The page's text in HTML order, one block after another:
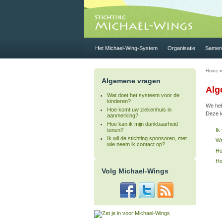
Het Michael-Wing-System Organisatie
Algemene vragen
Wat doet het systeem voor de
kinderen?
Hoe komt uw ziekenhuis in
aanmerking?
Hoe kan ik mijn dankbaarheid
tonen?
Ik wil de stichting sponsoren, met
wie neem ik contact op?
Volg Michael-Wings
Home
We
Deze
Ik